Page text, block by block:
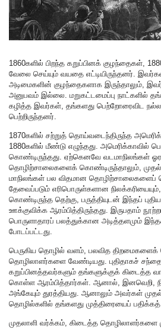
1860களில் பிறந்த கறுப்பினக் குழந்தைகள்,
வேலை செய்யும் வயதை எட்டியிருந்தனர்.
அடிமைகளின் குழந்தைகளாக இருந்தாலும்,
அனுபவம் இல்லை. மறுகட்டமைப்பு நாட்களில்
கழித்த இவர்கள், தங்களது பெற்றோரைவிட
பெற்றிருந்தனர்.
1870களில் சற்றுத் தொய்வடைந்திருந்த
1880களில் மீண்டு எழுந்தது. அமெரிக்காவில்
கொண்டிருந்தது. ஏற்கெனவே வடமாநிலங்கள்
தொழிற்சாலைகளைக் கொண்டிருந்தாலும்,
மாநிலங்கள் பல விதமான தொழிற்சாலைகளைப்
தேவைப்படும் எரிபொருள்களான
கொண்டிருந்த தெற்கு, பருத்தியுடன் இந்தப்
ஊக்குவிக்க ஆரம்பித்திருந்தது. இருபதாம்
பொருளாதாரப் பலத்துக்கான அடித்தளமும்
போடப்பட்டது.
பெருகிய தொழில் வளம், பலவித
தொழிலாளர்களை வேண்டியது. புதிதாகச்
கறுப்பினத்தவர்களும் தங்களுக்குக் கிடைத்த
கொள்ள ஆரம்பித்தார்கள். ஆனால், இனவெறி,
அங்கேயும் துரத்தியது. ஆனாலும் அவர்கள்
தொழில்களில் தங்களது முத்திரையைப்
முதலாளி வர்க்கம், கிடைத்த தொழிலாளர்களை